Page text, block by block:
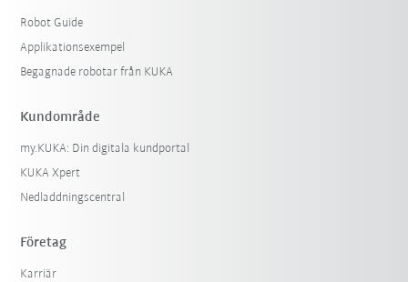
Robot Guide
Applikationsexempel
Begagnade robotar från KUKA
Kundområde
my.KUKA: Din digitala kundportal
KUKA Xpert
Nedladdningscentral
Företag
Karriär